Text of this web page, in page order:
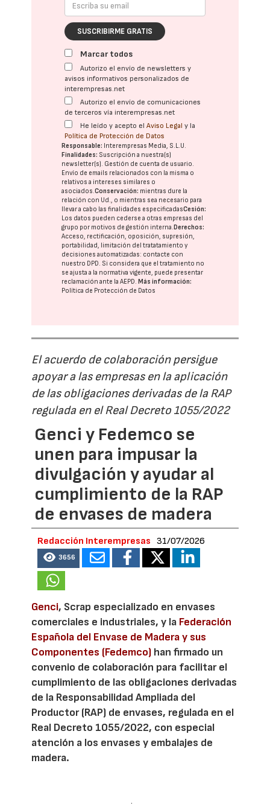
SUSCRIBIRME GRATIS
Marcar todos
Autorizo el envío de newsletters y
avisos informativos personalizados de
interempresas.net
Autorizo el envío de comunicaciones
de terceros vía interempresas.net
He leído y acepto elAviso Legal y la
Política de Protección de Datos
Responsable: Interempresas Media, S.L.U.
Finalidades: Suscripción a nuestra(s)
newsletter(s). Gestión de cuenta de usuario.
Envío de emails relacionados con la misma o
relativos a intereses similares o
asociados.Conservación: mientras dure la
relación con Ud., o mientras sea necesario para
llevar a cabo las finalidades especificadasCesión:
Los datos pueden cederse a otras empresas del
grupo por motivos de gestión interna.Derechos:
Acceso, rectificación, oposición, supresión,
portabilidad, limitación del tratatamiento y
decisiones automatizadas: contacte con
nuestro DPD. Si considera que el tratamiento no
se ajusta a la normativa vigente, puede presentar
reclamación ante laAEPD.Más información:
Política de Protección de Datos
El acuerdo de colaboración persigue
apoyar a las empresas en la aplicación
de las obligaciones derivadas de la RAP
regulada en el Real Decreto 1055/2022
Genci y Fedemco se
unen para impusar la
divulgación y ayudar al
cumplimiento de la RAP
de envases de madera
Redacción Interempresas 31/07/2026
3656
Genci, Scrap especializado en envases
comerciales e industriales, y la Federación
Española del Envase de Madera y sus
Componentes (Fedemco) han firmado un
convenio de colaboración para facilitar el
cumplimiento de las obligaciones derivadas
de la Responsabilidad Ampliada del
Productor (RAP) de envases, regulada en el
Real Decreto 1055/2022, con especial
atención a los envases y embalajes de
madera.